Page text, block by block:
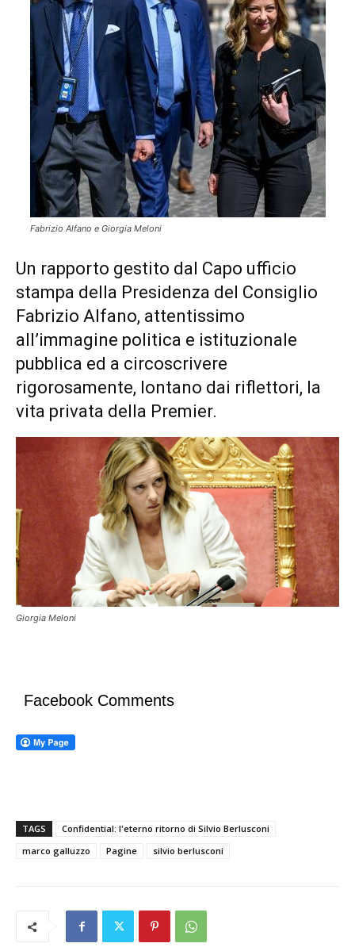
Fabrizio Alfano e Giorgia Meloni
Un rapporto gestito dal Capo ufficio
stampa della Presidenza del Consiglio
Fabrizio Alfano, attentissimo
all’immagine politica e istituzionale
pubblica ed a circoscrivere
rigorosamente, lontano dai riflettori, la
vita privata della Premier.
Giorgia Meloni
Facebook Comments
TAGS
Confidential: l'eterno ritorno di Silvio Berlusconi
marco galluzzo
Pagine silvio berlusconi